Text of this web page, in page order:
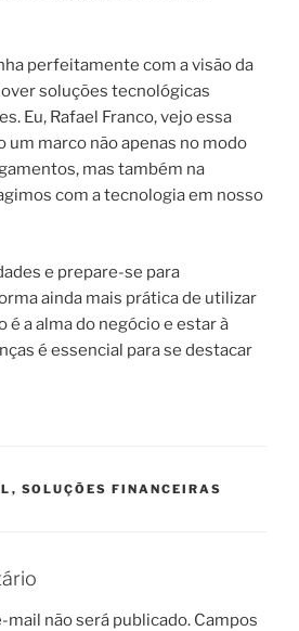
perfeitamente com a visão da
soluções tecnológicas
Eu, Rafael Franco, vejo essa
marco não apenas no modo
mas também na
com a tecnologia em nosso
e prepare-se para
ainda mais prática de utilizar
é a alma do negócio e estar à
é essencial para se destacar
, SOLUÇÕES FINANCEIRAS
mail não será publicado. Campos